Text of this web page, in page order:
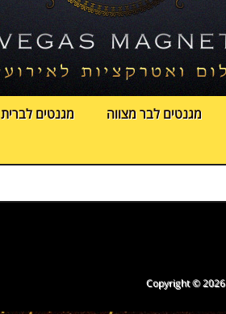
מגנטים לבר מצווה מגנטים לברית
Copyright © 2026